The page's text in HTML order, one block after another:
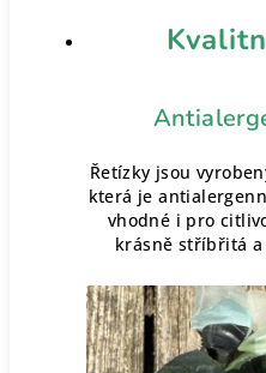
Řetízky jsou
která je
vhodné i pro
krásně stříbřitá